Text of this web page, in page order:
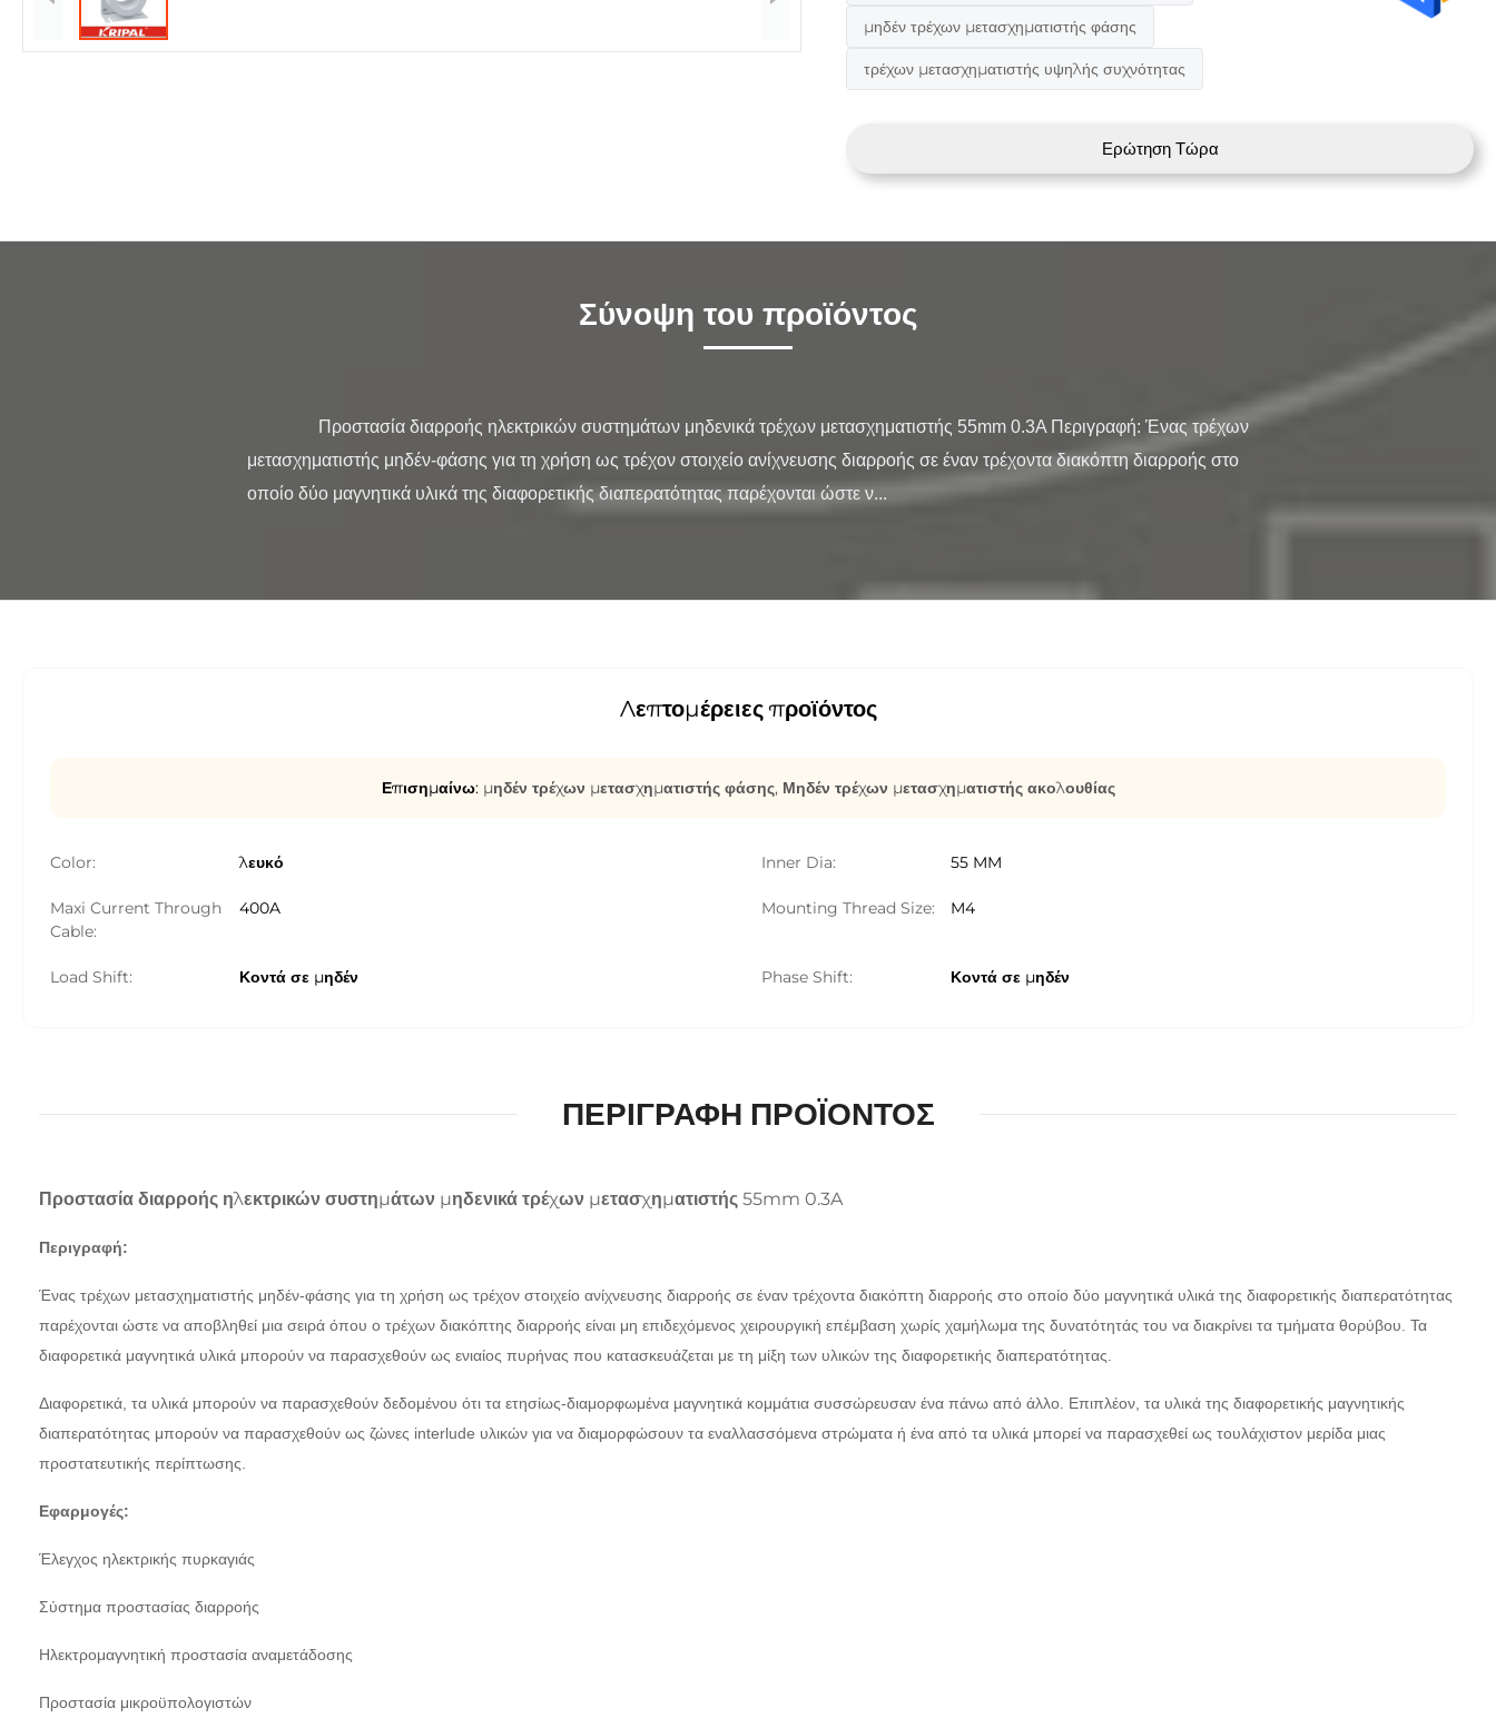
μηδέν τρέχων μετασχηματιστής φάσης
τρέχων μετασχηματιστής υψηλής συχνότητας
Ερώτηση Τώρα
Σύνοψη του προϊόντος
μετασχηματιστής μηδέν-φάσης για τη χρήση ως τρέχον στοιχείο ανίχνευσης διαρροής σε έναν τρέχοντα διακόπτη διαρροής στο
οποίο δύο μαγνητικά υλικά της διαφορετικής διαπερατότητας παρέχονται ώστε ν...
Λεπτομέρειες προϊόντος
Επισημαίνω: μηδέν τρέχων μετασχηματιστής φάσης, Μηδέν τρέχων μετασχηματιστής ακολουθίας
Color: λευκό Inner Dia: 55 MM
Maxi Current Through
Cable:
400A Mounting Thread Size: M4
Load Shift: Κοντά σε μηδέν Phase Shift: Κοντά σε μηδέν
ΠΕΡΙΓΡΑΦΉ ΠΡΟΪΌΝΤΟΣ
Προστασία διαρροής ηλεκτρικών συστημάτων μηδενικά τρέχων μετασχηματιστής 55mm 0.3A
Περιγραφή:
Ένας τρέχων μετασχηματιστής μηδέν-φάσης για τη χρήση ως τρέχον στοιχείο ανίχνευσης διαρροής σε έναν τρέχοντα διακόπτη διαρροής στο οποίο δύο μαγνητικά υλικά της διαφορετικής διαπερατότητας
παρέχονται ώστε να αποβληθεί μια σειρά όπου ο τρέχων διακόπτης διαρροής είναι μη επιδεχόμενος χειρουργική επέμβαση χωρίς χαμήλωμα της δυνατότητάς του να διακρίνει τα τμήματα θορύβου. Τα
διαφορετικά μαγνητικά υλικά μπορούν να παρασχεθούν ως ενιαίος πυρήνας που κατασκευάζεται με τη μίξη των υλικών της διαφορετικής διαπερατότητας.
Διαφορετικά, τα υλικά μπορούν να παρασχεθούν δεδομένου ότι τα ετησίως-διαμορφωμένα μαγνητικά κομμάτια συσσώρευσαν ένα πάνω από άλλο. Επιπλέον, τα υλικά της διαφορετικής μαγνητικής
διαπερατότητας μπορούν να παρασχεθούν ως ζώνες interlude υλικών για να διαμορφώσουν τα εναλλασσόμενα στρώματα ή ένα από τα υλικά μπορεί να παρασχεθεί ως τουλάχιστον μερίδα μιας
προστατευτικής περίπτωσης.
Εφαρμογές:
Έλεγχος ηλεκτρικής πυρκαγιάς
Σύστημα προστασίας διαρροής
Ηλεκτρομαγνητική προστασία αναμετάδοσης
Προστασία μικροϋπολογιστών